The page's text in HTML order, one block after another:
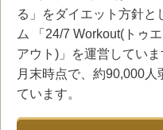
る」をダイエット方針と
ム 「24/7 Workout(トゥ
アウト)」を運営してい
月末時点で、約90,000
ています。